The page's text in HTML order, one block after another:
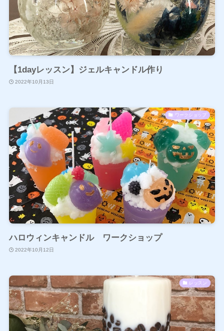
【1dayレッスン】ジェルキャンドル作り
2022年10月13日
ワークショップ
ハロウィンキャンドル ワークショップ
2022年10月12日
レッスン